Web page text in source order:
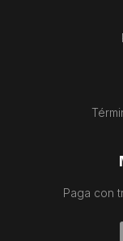
Paga con